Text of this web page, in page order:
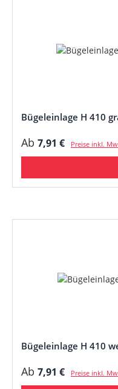
Bügeleinlage H 410
Regulärer Preis:
Ab 7,91 € Preise inkl.
Bügeleinlage H 410
Regulärer Preis:
Ab 7,91 € Preise inkl.